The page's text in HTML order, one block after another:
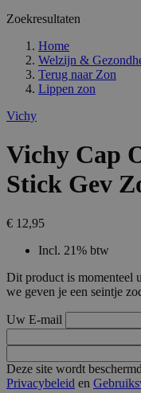
Zoekresultaten
Home
Welzijn &
Terug naar Zon
Lippen zon
Vichy
Vichy Cap
Stick Gev
€ 12,95
Incl. 21% btw
Dit product is momenteel
we geven je een seintje
Uw E-mail
Deze site wordt
Privacybeleid en